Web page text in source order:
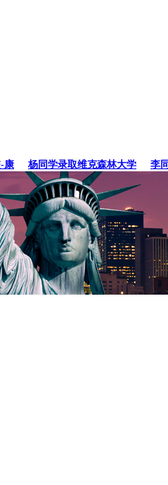
杨同学录取维克森林大学 李同学